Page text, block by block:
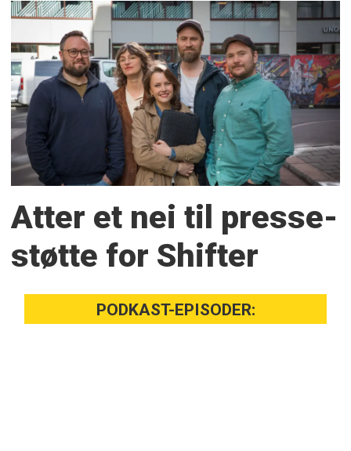
Atter et nei til presse­
støtte for Shifter
PODKAST-EPISODER: